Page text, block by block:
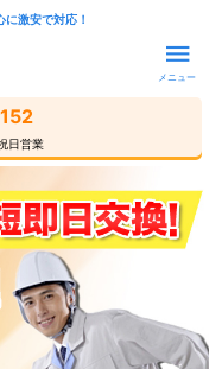
激安で対応！
メニュー
日営業